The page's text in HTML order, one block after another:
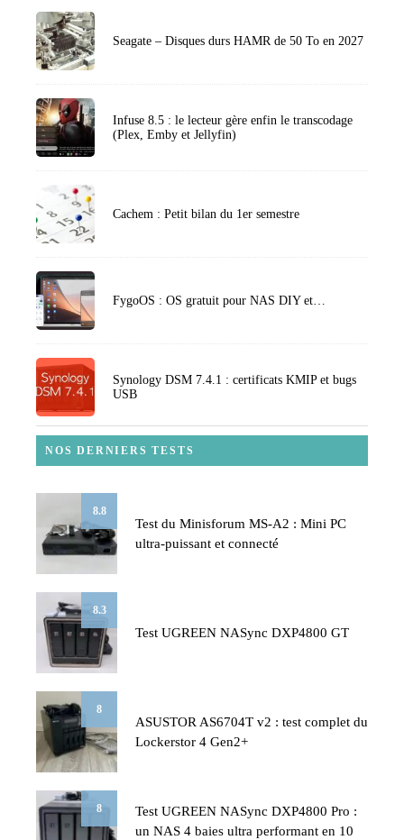
Seagate – Disques durs HAMR de 50 To en 2027
Infuse 8.5 : le lecteur gère enfin le transcodage
(Plex, Emby et Jellyfin)
Cachem : Petit bilan du 1er semestre
FygoOS : OS gratuit pour NAS DIY et…
Synology DSM 7.4.1 : certificats KMIP et bugs
USB
NOS DERNIERS TESTS
8.8
Test du Minisforum MS-A2 : Mini PC
ultra-puissant et connecté
8.3
Test UGREEN NASync DXP4800 GT
8
ASUSTOR AS6704T v2 : test complet du
Lockerstor 4 Gen2+
8
Test UGREEN NASync DXP4800 Pro :
un NAS 4 baies ultra performant en 10